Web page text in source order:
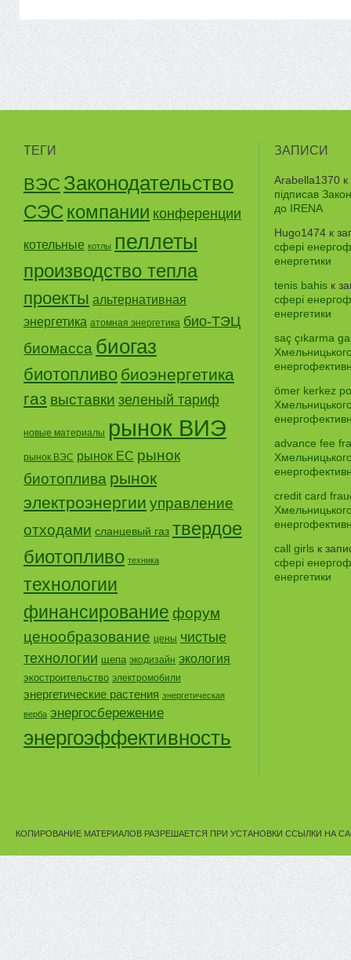
ТЕГИ
ВЭС Законодательство
СЭС компании конференции
котельные котлы пеллеты
производство тепла
проекты альтернативная
энергетика атомная энергетика био-ТЭЦ
биомасса биогаз
биотопливо биоэнергетика
газ выставки зеленый тариф
новые материалы рынок ВИЭ
рынок ВЭС рынок ЕС рынок
биотоплива рынок
электроэнергии управление
отходами сланцевый газ твердое
биотопливо техника
технологии
финансирование форум
ценообразование цены чистые
технологии щепа экодизайн экология
экостроительство электромобили
энергетические растения энергетическая
верба энергосбережение
энергоэффективность
ЗАПИСИ
Arabella1370
підписав
до IRENA
Hugo1474 к
сфері
енергетики
tenis bahis к
сфері
енергетики
saç çıkarma
ömer kerkez
advance fee
credit card
call girls к
сфері
енергетики
КОПИРОВАНИЕ МАТЕРИАЛОВ РАЗРЕШАЕТСЯ ПРИ УСТАНОВКИ ССЫЛКИ НА САЙТ